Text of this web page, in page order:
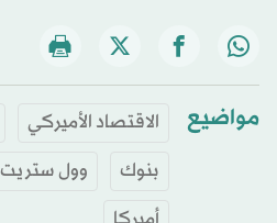
مواضيع الاقتصاد الأميركي
بنوك
وول ستريت